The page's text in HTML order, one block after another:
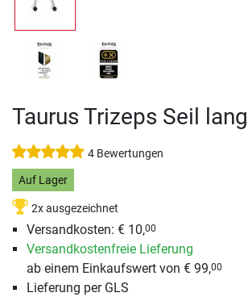
Taurus Trizeps Seil lang
4 Bewertungen
Auf Lager
2x ausgezeichnet
Versandkosten: € 10,00
Versandkostenfreie Lieferung
ab einem Einkaufswert von € 99,00
Lieferung per GLS